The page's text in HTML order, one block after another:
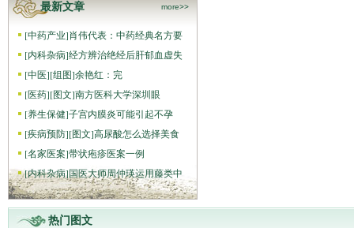
最新文章 more>>
[中药产业]肖伟代表：中药经典名方要
[内科杂病]经方辨治绝经后肝郁血虚失
[中医][组图]​余艳红：完
[医药][图文]南方医科大学深圳眼
[养生保健]子宫内膜炎可能引起不孕
[疾病预防][图文]高尿酸怎么选择美食
[名家医案]带状疱疹医案一例
[内科杂病]国医大师周仲瑛运用藤类中
热门图文